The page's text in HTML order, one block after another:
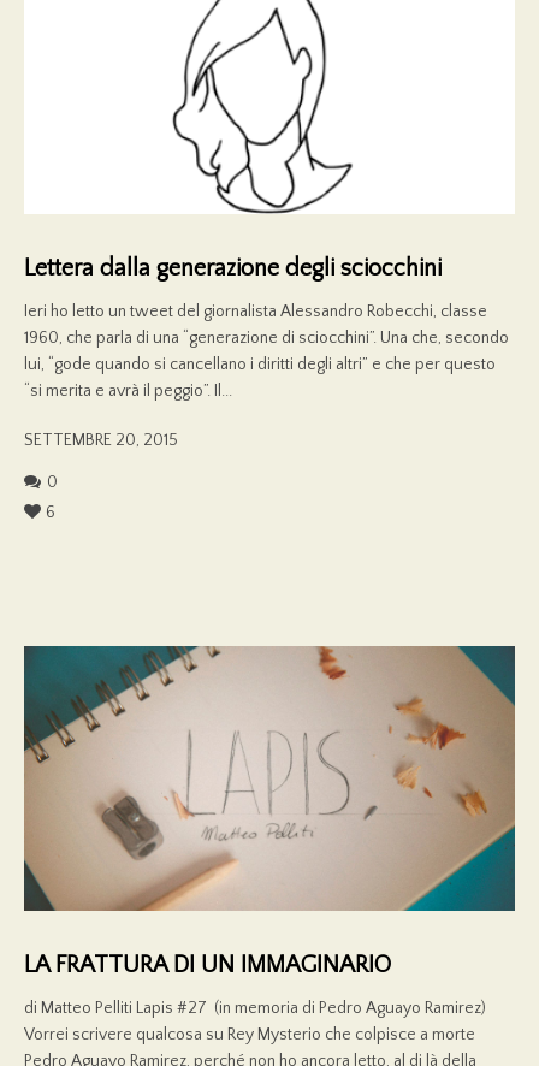
Lettera dalla generazione degli sciocchini
Ieri ho letto un tweet del giornalista Alessandro Robecchi, classe
1960, che parla di una “generazione di sciocchini”. Una che, secondo
lui, “gode quando si cancellano i diritti degli altri” e che per questo
“si merita e avrà il peggio”. Il...
SETTEMBRE 20, 2015
0
6
LA FRATTURA DI UN IMMAGINARIO
di Matteo Pelliti Lapis #27 (in memoria di Pedro Aguayo Ramirez)
Vorrei scrivere qualcosa su Rey Mysterio che colpisce a morte
Pedro Aguayo Ramirez, perché non ho ancora letto, al di là della